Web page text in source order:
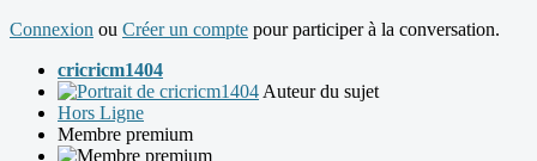
Connexion ou Créer un compte pour participer à la conversation.
cricricm1404
Auteur du sujet
Hors Ligne
Membre premium